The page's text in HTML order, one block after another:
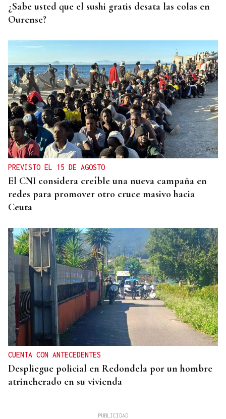
¿Sabe usted que el sushi gratis desata las colas en
Ourense?
PREVISTO EL 15 DE AGOSTO
El CNI considera creíble una nueva campaña en
redes para promover otro cruce masivo hacia
Ceuta
CUENTA CON ANTECEDENTES
Despliegue policial en Redondela por un hombre
atrincherado en su vivienda